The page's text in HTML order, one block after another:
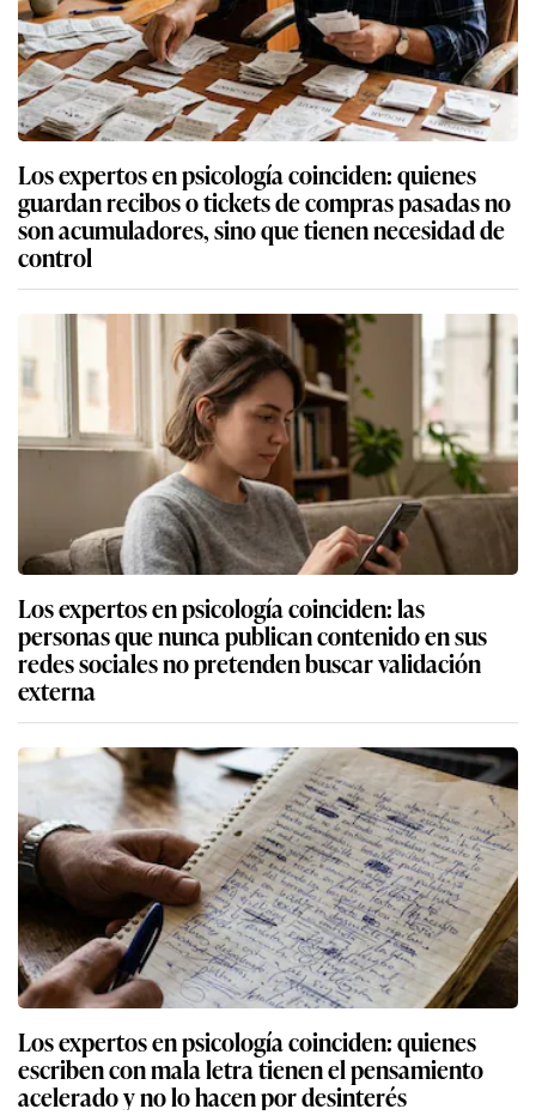
Los expertos en psicología coinciden: quienes
guardan recibos o tickets de compras pasadas no
son acumuladores, sino que tienen necesidad de
control
Los expertos en psicología coinciden: las
personas que nunca publican contenido en sus
redes sociales no pretenden buscar validación
externa
Los expertos en psicología coinciden: quienes
escriben con mala letra tienen el pensamiento
acelerado y no lo hacen por desinterés